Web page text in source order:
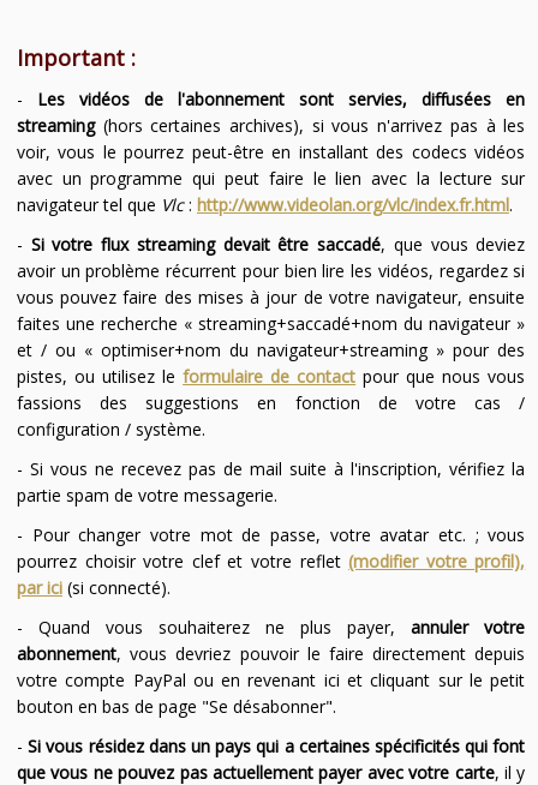
Important :
- Les vidéos de l'abonnement sont servies, diffusées en
streaming(hors certaines archives), si vous n'arrivez pas à les
voir, vous le pourrez peut-être en installant des codecs vidéos
avec un programme qui peut faire le lien avec la lecture sur
navigateur tel que Vlc: http://www.videolan.org/vlc/index.fr.html.
- Si votre flux streaming devait être saccadé, que vous deviez
avoir un problème récurrent pour bien lire les vidéos, regardez si
vous pouvez faire des mises à jour de votre navigateur, ensuite
faites une recherche « streaming+saccadé+nom du navigateur »
et / ou « optimiser+nom du navigateur+streaming » pour des
pistes, ou utilisez leformulaire de contact pour que nous vous
fassions des suggestions en fonction de votre cas /
configuration / système.
- Si vous ne recevez pas de mail suite à l'inscription, vérifiez la
partie spam de votre messagerie.
- Pour changer votre mot de passe, votre avatar etc. ; vous
pourrez choisir votre clef et votre reflet(modifier votre profil),
par ici(si connecté).
- Quand vous souhaiterez ne plus payer,annuler votre
abonnement, vous devriez pouvoir le faire directement depuis
votre compte PayPal ou en revenant ici et cliquant sur le petit
bouton en bas de page "Se désabonner".
-Si vous résidez dans un pays qui a certaines spécificités qui font
que vous ne pouvez pas actuellement payer avec votre carte, il y